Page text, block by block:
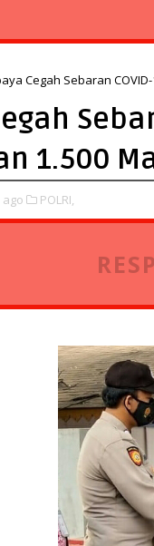
Cegah Sebaran
1.500
POLRI,